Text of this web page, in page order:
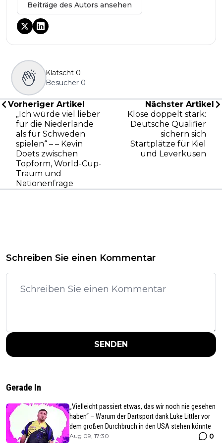
Beiträge des Autors ansehen
Klatscht 0
Besucher 0
Vorheriger Artikel
„Ich würde viel lieber
für die Niederlande
als für Schweden
spielen“ – – Kevin
Doets zwischen
Topform, World-Cup-
Traum und
Nationenfrage
Nächster Artikel
Klose doppelt stark:
Deutsche Qualifier
sichern sich
Startplätze für Kiel
und Leverkusen
Schreiben Sie einen Kommentar
SENDEN
Gerade In
„Vielleicht passiert etwas, das wir noch nie gesehen
haben“ – Warum der Dartsport dank Luke Littler vor
dem großen Durchbruch in den USA stehen könnte
Aug 09, 17:30 0